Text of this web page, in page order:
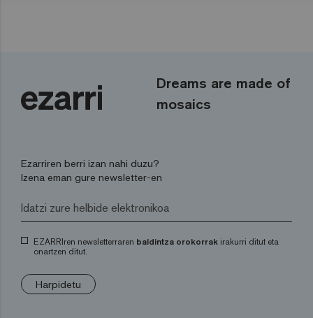
Dreams are made of
mosaics
Ezarriren berri izan nahi duzu?
Izena eman gure newsletter-en
EZARRIren newsletterraren baldintza orokorrak irakurri ditut eta
onartzen ditut.
Harpidetu